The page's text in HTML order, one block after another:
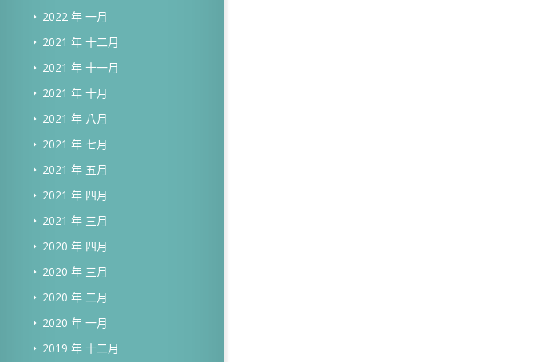
2022 年 一月
2021 年 十二月
2021 年 十一月
2021 年 十月
2021 年 八月
2021 年 七月
2021 年 五月
2021 年 四月
2021 年 三月
2020 年 四月
2020 年 三月
2020 年 二月
2020 年 一月
2019 年 十二月